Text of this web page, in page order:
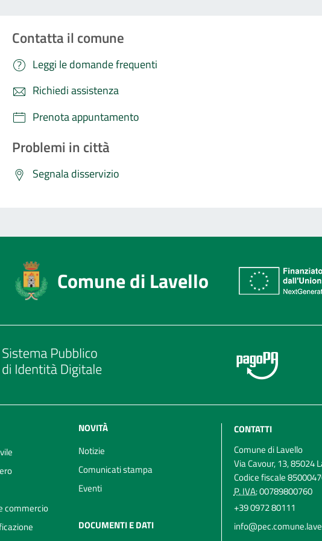
Contatta il comune
Leggi le domande frequenti
Richiedi assistenza
Prenota appuntamento
Problemi in città
Segnala disservizio
Comune di Lavello
commercio
NOVITÀ
Notizie
Comunicati stampa
Eventi
DOCUMENTI E DATI
CONTATTI
Comune di Lavello
Via Cavour, 13, 85024
Codice fiscale
P. IVA:00789800760
+39 0972 80111